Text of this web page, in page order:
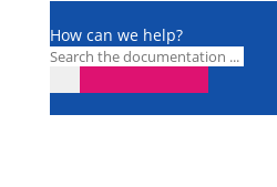
How can we help?